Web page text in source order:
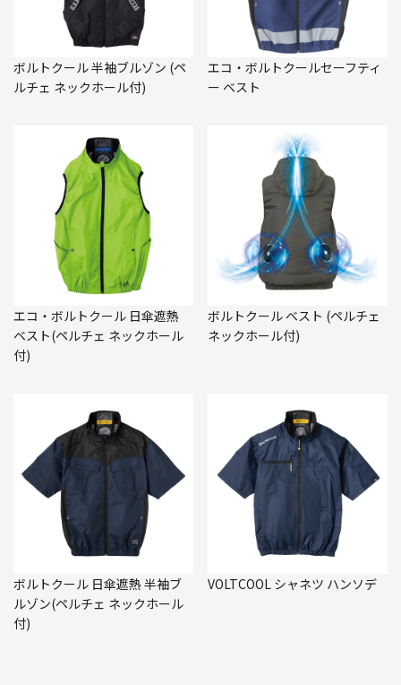
ボルトクール 半袖ブルゾン (ペ
ルチェ ネックホール付)
エコ・ボルトクールセーフティ
ー ベスト
エコ・ボルトクール 日傘遮熱
ベスト(ペルチェ ネックホール
付)
ボルトクール ベスト (ペルチェ
ネックホール付)
ボルトクール 日傘遮熱 半袖ブ
ルゾン(ペルチェ ネックホール
付)
VOLTCOOL シャネツ ハンソデ